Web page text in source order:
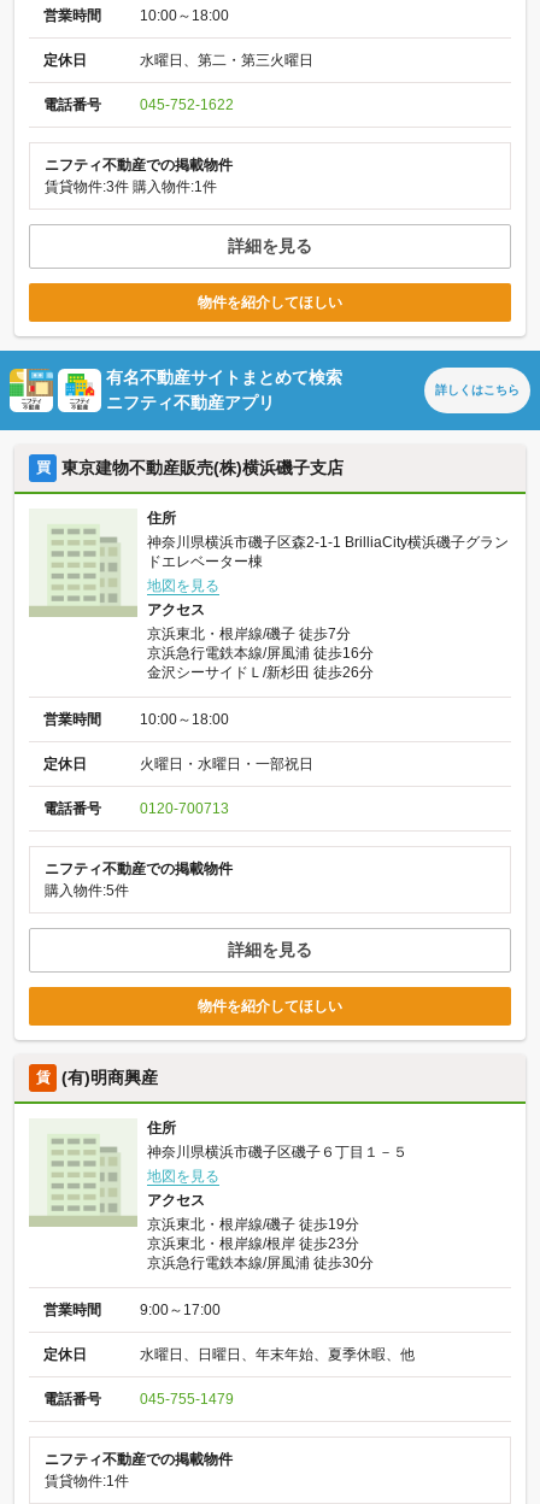
営業時間 10:00～18:00
定休日 水曜日、第二・第三火曜日
電話番号 045-752-1622
ニフティ不動産での掲載物件
賃貸物件:3件 購入物件:1件
詳細を見る
物件を紹介してほしい
有名不動産サイトまとめて検索
ニフティ不動産アプリ
詳しくはこちら
買 東京建物不動産販売(株)横浜磯子支店
住所
神奈川県横浜市磯子区森2-1-1 BrilliaCity横浜磯子グラン
ドエレベーター棟
地図を見る
アクセス
京浜東北・根岸線/磯子 徒歩7分
京浜急行電鉄本線/屏風浦 徒歩16分
金沢シーサイドＬ/新杉田 徒歩26分
営業時間 10:00～18:00
定休日 火曜日・水曜日・一部祝日
電話番号 0120-700713
ニフティ不動産での掲載物件
購入物件:5件
詳細を見る
物件を紹介してほしい
賃 (有)明商興産
住所
神奈川県横浜市磯子区磯子６丁目１－５
地図を見る
アクセス
京浜東北・根岸線/磯子 徒歩19分
京浜東北・根岸線/根岸 徒歩23分
京浜急行電鉄本線/屏風浦 徒歩30分
営業時間 9:00～17:00
定休日 水曜日、日曜日、年末年始、夏季休暇、他
電話番号 045-755-1479
ニフティ不動産での掲載物件
賃貸物件:1件